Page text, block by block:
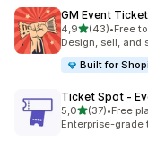
GM Event
4,9de 5 estrelas
(43)
43 total de•Free
Design, sell, and
Built for
Ticket Spot ‑
5,0de 5 estrelas
(37)
37 total de
•Free
Enterprise-